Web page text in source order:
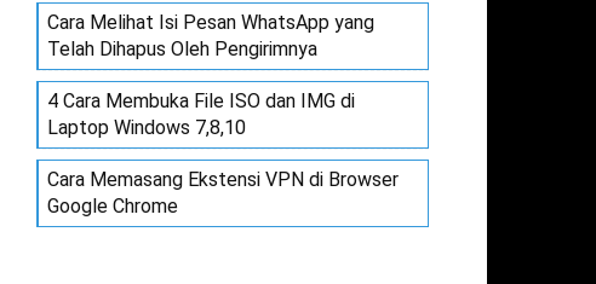
Cara Melihat Isi Pesan WhatsApp yang
Telah Dihapus Oleh Pengirimnya
4 Cara Membuka File ISO dan IMG di
Laptop Windows 7,8,10
Cara Memasang Ekstensi VPN di Browser
Google Chrome